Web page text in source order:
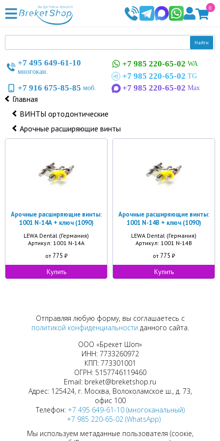
0
Найти
+7 495 649-61-10
многокан.
+7 916 675-85-85 моб.
+7 985 220-65-02 WA
+7 985 220-65-02 TG
+7 985 220-65-02 Max
Главная
ВИНТЫ ортодонтические
Арочные расширяющие винты
Арочные расширяющие винты:
1001 N-14А + ключ (1090)
LEWA Dental (Германия)
Артикул: 1001 N-14А
от 775 ₽
Купить
Арочные расширяющие винты:
1001 N-14В + ключ (1090)
LEWA Dental (Германия)
Артикул: 1001 N-14В
от 775 ₽
Купить
Отправляя любую форму, вы соглашаетесь с
политикой конфиденциальности данного сайта.
ООО «Брекет Шоп»
ИНН: 7733260972
КПП: 773301001
ОГРН: 5157746119460
Email: breket@breketshop.ru
Адрес: 125424, г. Москва, Волоколамское ш., д. 73,
офис 100
Телефон: +7 495 649-61-10 (многоканальный)
+7 985 220-65-02 (WhatsApp)
Мы используем метаданные пользователя (соокіе,